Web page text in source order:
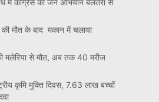
में कांग्रेस का जन अभियान बेलतरा से
मौत के बाद मकान में चलाया
मलेरिया से मौत, अब तक 40 मरीज
कृमि मुक्ति दिवस, 7.63 लाख बच्चों